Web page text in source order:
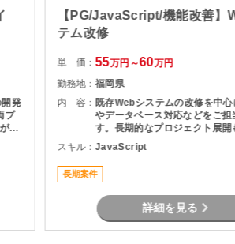
発
プ
で
【PG/JavaScript/機能改善】
テム改修
単 価：55万円～60万円
勤務地：福岡県
内 容： 既存Webシステムの改修を中
やデータベース対応などをご担
す。長期的なプロジェクト展開
おり、安定して参画いただける
スキル：JavaScript
長期案件
詳細を見る